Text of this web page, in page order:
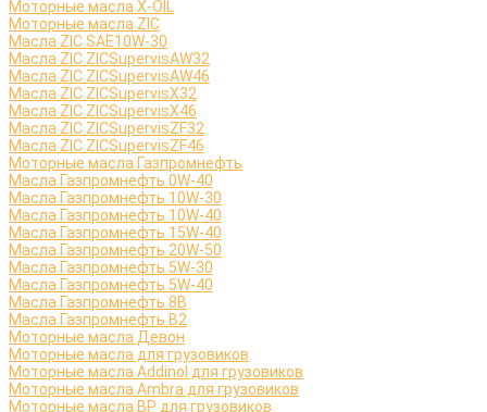
Моторные масла X-OIL
Моторные масла ZIC
Масла ZIC SAE10W-30
Масла ZIC ZICSupervisAW32
Масла ZIC ZICSupervisAW46
Масла ZIC ZICSupervisX32
Масла ZIC ZICSupervisX46
Масла ZIC ZICSupervisZF32
Масла ZIC ZICSupervisZF46
Моторные масла Газпромнефть
Масла Газпромнефть 0W-40
Масла Газпромнефть 10W-30
Масла Газпромнефть 10W-40
Масла Газпромнефть 15W-40
Масла Газпромнефть 20W-50
Масла Газпромнефть 5W-30
Масла Газпромнефть 5W-40
Масла Газпромнефть 8B
Масла Газпромнефть B2
Моторные масла Девон
Моторные масла для грузовиков
Моторные масла Addinol для грузовиков
Моторные масла Ambra для грузовиков
Моторные масла BP для грузовиков